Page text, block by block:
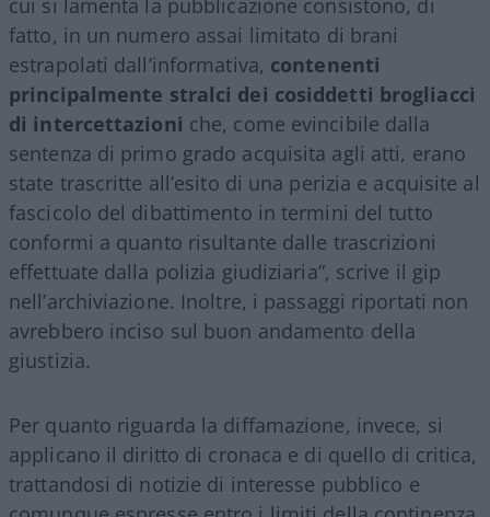
fatto, in un numero assai limitato di brani
estrapolati dall’informativa, contenenti
principalmente stralci dei cosiddetti brogliacci
di intercettazioni che, come evincibile dalla
sentenza di primo grado acquisita agli atti, erano
state trascritte all’esito di una perizia e acquisite al
fascicolo del dibattimento in termini del tutto
conformi a quanto risultante dalle trascrizioni
effettuate dalla polizia giudiziaria”, scrive il gip
nell’archiviazione. Inoltre, i passaggi riportati non
avrebbero inciso sul buon andamento della
giustizia.
Per quanto riguarda la diffamazione, invece, si
applicano il diritto di cronaca e di quello di critica,
trattandosi di notizie di interesse pubblico e